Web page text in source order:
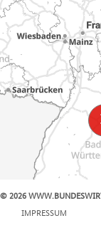
© 2026
IMPRESSUM